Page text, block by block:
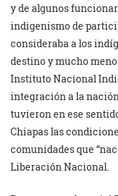
y de algunos
indigenismo de
consideraba a los
destino y mucho
Instituto Nacional
integración a la
tuvieron en ese
Chiapas las
comunidades que
Liberación Nacional.